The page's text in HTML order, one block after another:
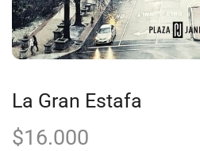
La Gran Estafa
$16.000